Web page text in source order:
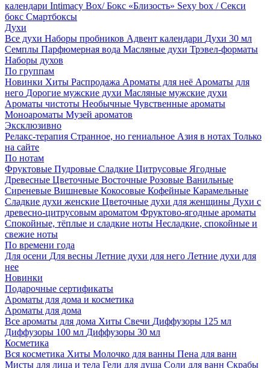
календари Intimacy Box/ Бокс «Близость» Sexy box / Секси
бокс Смартбоксы
Духи
Все духи Наборы пробников Адвент календари Духи 30 мл
Семплы Парфюмерная вода Масляные духи Трэвел-форматы
Наборы духов
По группам
Новинки Хиты Распродажа Ароматы для неё Ароматы для
него Дорогие мужские духи Масляные мужские духи
Ароматы чистоты Необычные Чувственные ароматы
Моноароматы Музей ароматов
Эксклюзивно
Релакс-терапия Странное, но гениальное Азия в нотах Только
на сайте
По нотам
Фруктовые Пудровые Сладкие Цитрусовые Ягодные
Древесные Цветочные Восточные Розовые Ванильные
Сиреневые Вишневые Кокосовые Кофейные Карамельные
Сладкие духи женские Цветочные духи для женщины Духи с
древесно-цитрусовым ароматом Фруктово-ягодные ароматы
Спокойные, тёплые и сладкие ноты Несладкие, спокойные и
свежие ноты
По времени года
Для осени Для весны Летние духи для него Летние духи для
нее
Новинки
Подарочные сертификаты
Ароматы для дома и косметика
Ароматы для дома
Все ароматы для дома Хиты Свечи Диффузоры 125 мл
Диффузоры 100 мл Диффузоры 30 мл
Косметика
Вся косметика Хиты Молочко для ванны Пена для ванн
Мисты для лица и тела Гели для душа Соли для ванн Скрабы